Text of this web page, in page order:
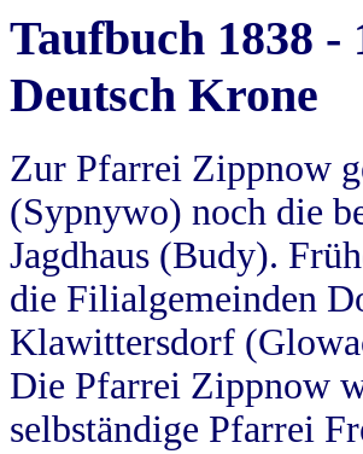
Taufbuch 1838
Deutsch Krone
Zur Pfarrei Zippnow
(Sypnywo) noch die
Jagdhaus (Budy).
die Filialgemeinden
Klawittersdorf
Die Pfarrei Zippnow
selbständige Pfarrei